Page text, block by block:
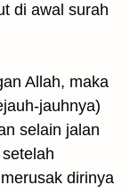
di awal surah
Allah, maka
jauhnya)
selain jalan
dirinya